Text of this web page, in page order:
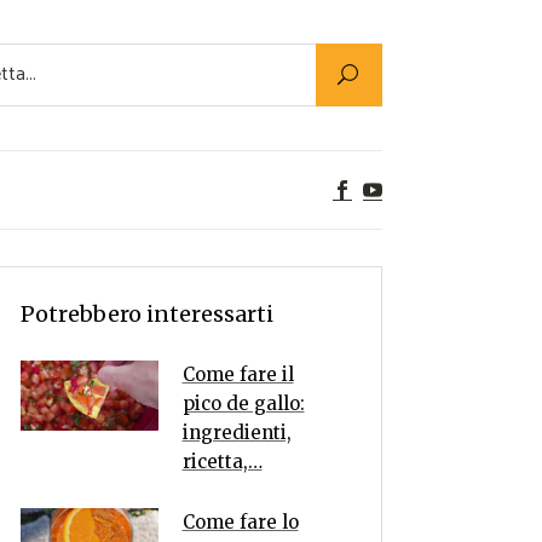
Utility
Alimenti
Rumors
Potrebbero interessarti
Come fare il
pico de gallo:
ingredienti,
ricetta,…
Come fare lo